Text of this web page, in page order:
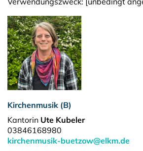
Kirchenmusik (B)
Kantorin Ute Kubeler
03846168980
kirchenmusik-buetzow@elkm.de